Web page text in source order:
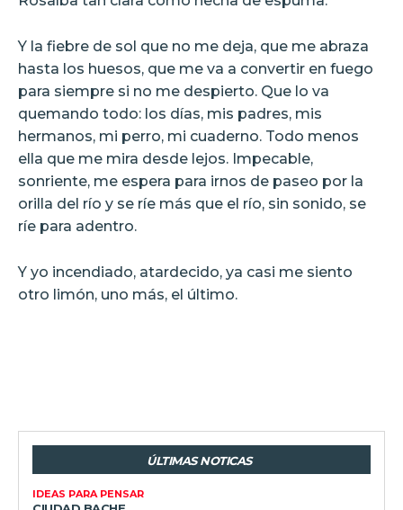
Y la fiebre de sol que no me deja, que me abraza
hasta los huesos, que me va a convertir en fuego
para siempre si no me despierto. Que lo va
quemando todo: los días, mis padres, mis
hermanos, mi perro, mi cuaderno. Todo menos
ella que me mira desde lejos. Impecable,
sonriente, me espera para irnos de paseo por la
orilla del río y se ríe más que el río, sin sonido, se
ríe para adentro.
Y yo incendiado, atardecido, ya casi me siento
otro limón, uno más, el último.
ÚLTIMAS NOTICAS
IDEAS PARA PENSAR